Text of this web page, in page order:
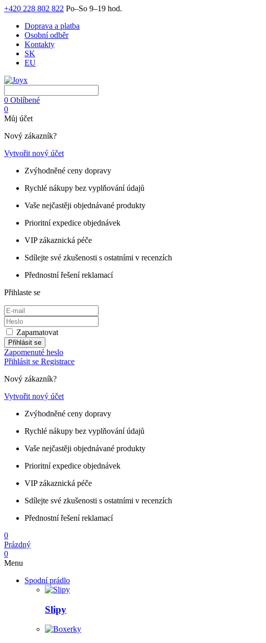
+420 228 802 822 Po–So 9–19 hod.
Doprava a platba
Osobní odběr
Kontakty
SK
EU
0 Oblíbené
0
Můj účet
Nový zákazník?
Vytvořit nový účet
Zvýhodněné ceny dopravy
Rychlé nákupy bez vyplňování údajů
Vaše nejčastěji objednávané produkty
Prioritní expedice objednávek
VIP zákaznická péče
Sdílejte své zkušenosti s ostatními v recenzích
Přednostní řešení reklamací
Přihlaste se
Zapamatovat
Přihlásit se
Zapomenuté heslo
Přihlásit se Registrace
Nový zákazník?
Vytvořit nový účet
Zvýhodněné ceny dopravy
Rychlé nákupy bez vyplňování údajů
Vaše nejčastěji objednávané produkty
Prioritní expedice objednávek
VIP zákaznická péče
Sdílejte své zkušenosti s ostatními v recenzích
Přednostní řešení reklamací
0
Prázdný
0
Menu
Spodní prádlo
Slipy